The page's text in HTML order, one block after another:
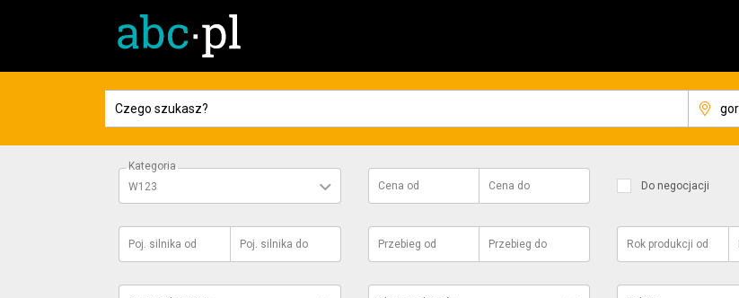
Kategoria
W123
Cena od Cena do Do negocjacji
Poj. silnika od Poj. silnika do Przebieg od Przebieg do Rok produkcji od